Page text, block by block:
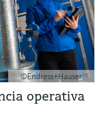
©Endress+Hauser
operativa